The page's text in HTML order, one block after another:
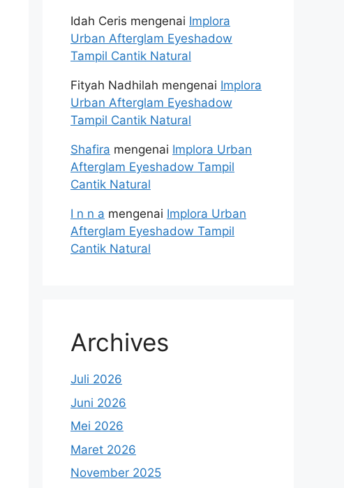
Idah Ceris mengenai Implora
Urban Afterglam Eyeshadow
Tampil Cantik Natural
Fityah Nadhilah mengenai Implora
Urban Afterglam Eyeshadow
Tampil Cantik Natural
Shafira mengenai Implora Urban
Afterglam Eyeshadow Tampil
Cantik Natural
I n n a mengenai Implora Urban
Afterglam Eyeshadow Tampil
Cantik Natural
Archives
Juli 2026
Juni 2026
Mei 2026
Maret 2026
November 2025